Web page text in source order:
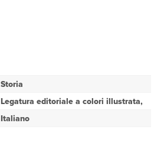
Storia
Legatura editoriale a colori illustrata,
Italiano